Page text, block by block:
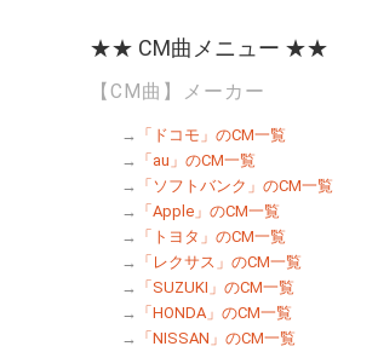
★★ CM曲メニュー ★★
【CM曲】メーカー
→
「ドコモ」のCM一覧
→
「au」のCM一覧
→
「ソフトバンク」のCM一覧
→
「Apple」のCM一覧
→
「トヨタ」のCM一覧
→
「レクサス」のCM一覧
→
「SUZUKI」のCM一覧
→
「HONDA」のCM一覧
→
「NISSAN」のCM一覧